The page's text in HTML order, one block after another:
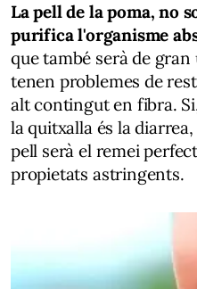
La pell de la poma, no
purifica l'organisme
que també serà de
tenen problemes de
alt contingut en fibra.
la quitxalla és la
pell serà el remei
propietats astringents.